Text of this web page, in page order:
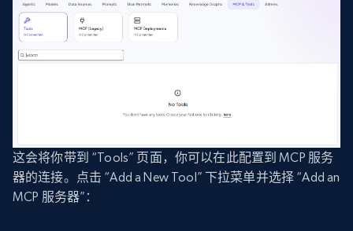
这会将你带到 “Tools” 页面，你可以在此配置到 MCP 服务
器的连接。点击 “Add a New Tool” 下拉菜单并选择 “Add an
MCP 服务器”：